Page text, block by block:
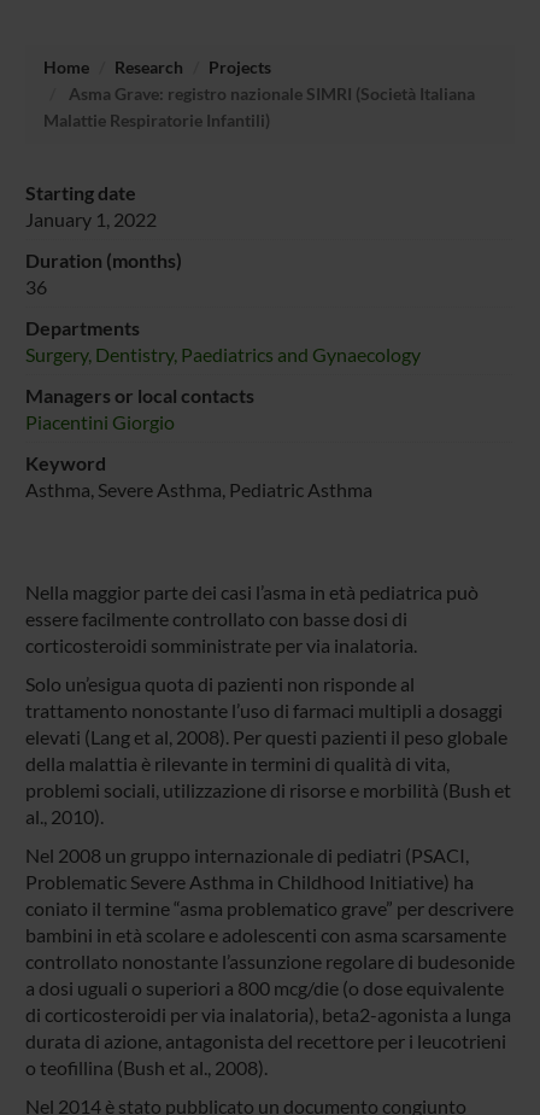
Home Research
Projects
Asma Grave: registro nazionale SIMRI (Società Italiana
Malattie Respiratorie Infantili)
Starting date
January 1, 2022
Duration (months)
36
Departments
Surgery, Dentistry, Paediatrics and Gynaecology
Managers or local contacts
Piacentini Giorgio
Keyword
Asthma, Severe Asthma, Pediatric Asthma
Nella maggior parte dei casi l’asma in età pediatrica può
essere facilmente controllato con basse dosi di
corticosteroidi somministrate per via inalatoria.
Solo un’esigua quota di pazienti non risponde al
trattamento nonostante l’uso di farmaci multipli a dosaggi
elevati (Lang et al, 2008). Per questi pazienti il peso globale
della malattia è rilevante in termini di qualità di vita,
problemi sociali, utilizzazione di risorse e morbilità (Bush et
al., 2010).
Nel 2008 un gruppo internazionale di pediatri (PSACI,
Problematic Severe Asthma in Childhood Initiative) ha
coniato il termine “asma problematico grave” per descrivere
bambini in età scolare e adolescenti con asma scarsamente
controllato nonostante l’assunzione regolare di budesonide
a dosi uguali o superiori a 800 mcg/die (o dose equivalente
di corticosteroidi per via inalatoria), beta2-agonista a lunga
durata di azione, antagonista del recettore per i leucotrieni
o teofillina (Bush et al., 2008).
Nel 2014 è stato pubblicato un documento congiunto